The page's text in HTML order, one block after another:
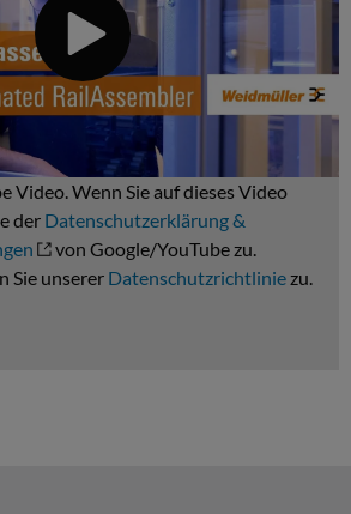
Video. Wenn Sie auf dieses Video
der Datenschutzerklärung &
von Google/YouTube zu.
Sie unserer Datenschutzrichtlinie zu.